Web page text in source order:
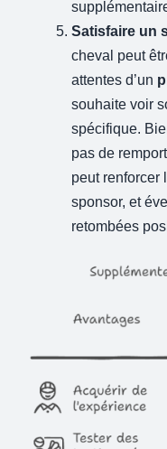
Satisfaire un
cheval peut
attentes d’un
souhaite voir
spécifique.
pas de
peut renforcer
sponsor, et
retombées